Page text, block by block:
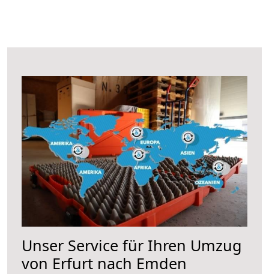
Unser Service für Ihren Umzug
von Erfurt nach Emden